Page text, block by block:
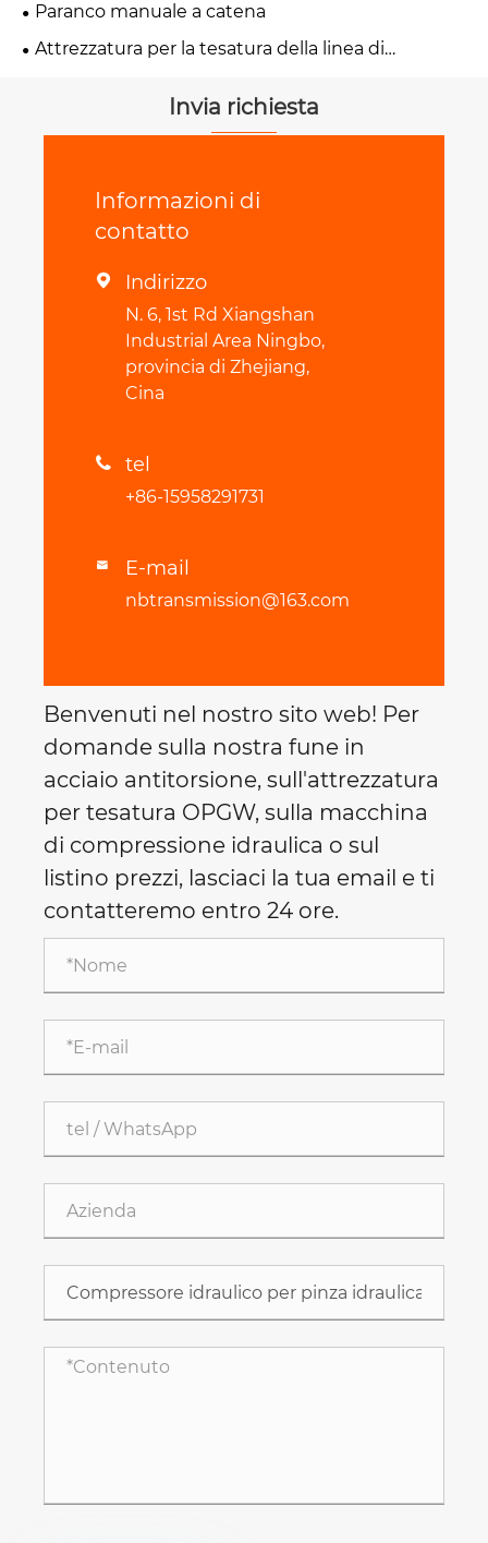
Paranco manuale a catena
Attrezzatura per la tesatura della linea di
Invia richiesta
Informazioni di
contatto
 Indirizzo
N. 6, 1st Rd Xiangshan
Industrial Area Ningbo,
provincia di Zhejiang,
Cina
 tel
+86-15958291731
 E-mail
nbtransmission@163.com
Benvenuti nel nostro sito web! Per
domande sulla nostra fune in
acciaio antitorsione, sull'attrezzatura
per tesatura OPGW, sulla macchina
di compressione idraulica o sul
listino prezzi, lasciaci la tua email e ti
contatteremo entro 24 ore.